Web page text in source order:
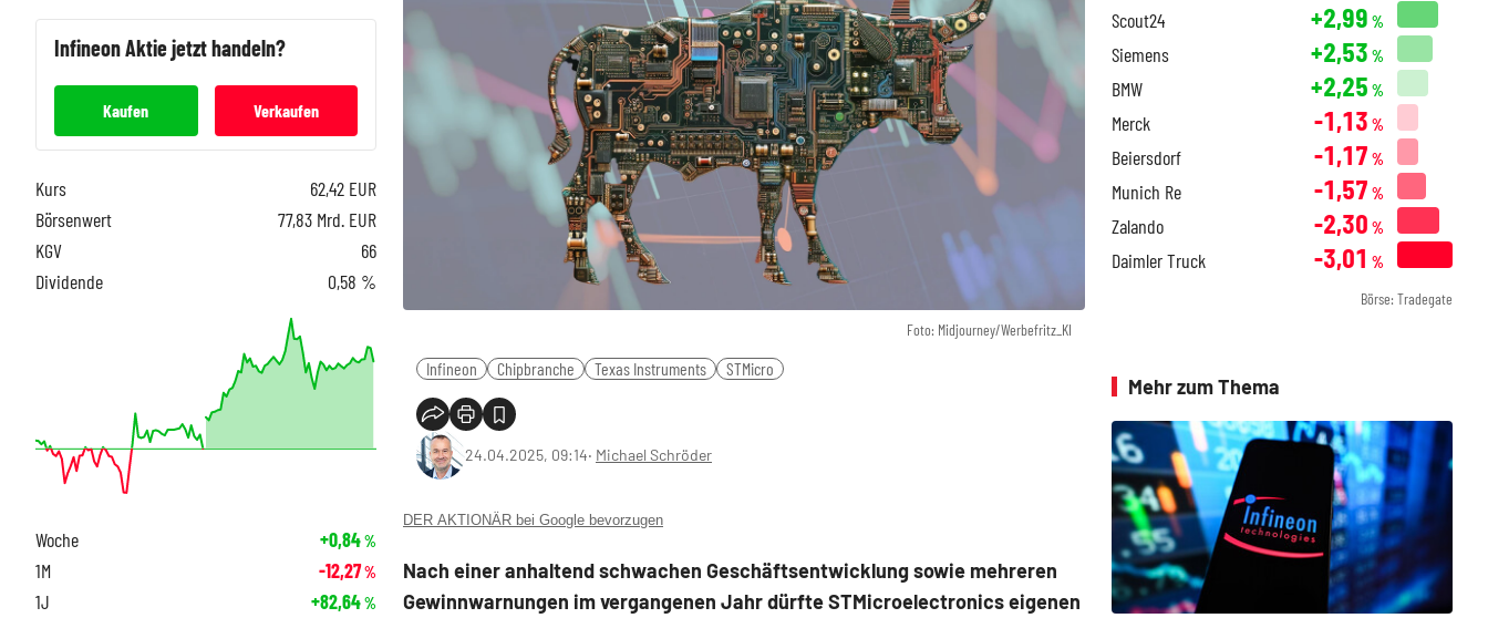
Foto: Midjourney/Werbefritz_KI
Infineon Chipbranche Texas Instruments STMicro
24.04.2025, 09:14‧ Michael Schröder
DER AKTIONÄR bei Google bevorzugen
Nach einer anhaltend schwachen Geschäftsentwicklung sowie mehreren
Gewinnwarnungen im vergangenen Jahr dürfte STMicroelectronics eigenen
InfineonAktie jetzt handeln?
Kaufen Verkaufen
Kurs 62,42 EUR
Börsenwert
77,83 Mrd. EUR
KGV
66
Dividende
0,58 %
Woche +0,84%
1M -12,27%
1J +82,64%
Scout24 +2,99 %
Siemens +2,53 %
BMW +2,25 %
Merck -1,13 %
Beiersdorf -1,17 %
Munich Re -1,57 %
Zalando -2,30 %
Daimler Truck -3,01 %
Börse: Tradegate
Mehr zum Thema